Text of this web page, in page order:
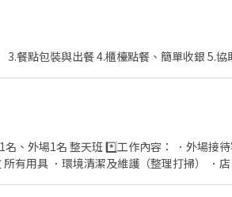
1.餐盒製作、打飯配菜 2.簡單餐點準備（依流程操作） 3.餐點包裝與出餐 4.櫃檯
場接待客人、點餐接單、製餐 ．炸
有用具 ．環境清潔及維護（整理打掃） ．